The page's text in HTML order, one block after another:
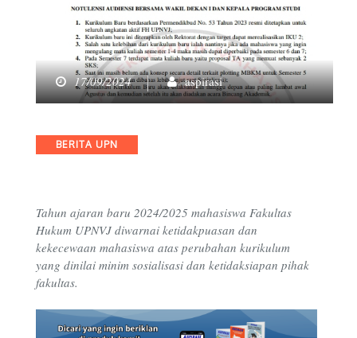
17/09/2024 aspirasi
Categories
BERITA UPN
Tahun ajaran baru 2024/2025 mahasiswa Fakultas
Hukum UPNVJ diwarnai ketidakpuasan dan
kekecewaan mahasiswa atas perubahan kurikulum
yang dinilai minim sosialisasi dan ketidaksiapan pihak
fakultas.